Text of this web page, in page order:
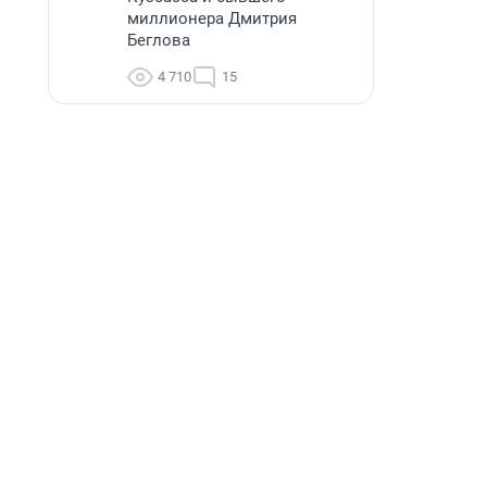
миллионера Дмитрия
Беглова
4 710 15